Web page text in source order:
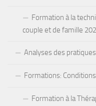
Formation à la
couple et de famille
Analyses des pratiques
Formations:
Formation à la